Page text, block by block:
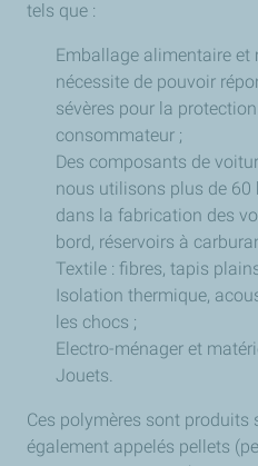
tels que :
Emballage alimentaire et
nécessite de pouvoir
sévères pour la
consommateur ;
Des composants de
nous utilisons plus de 60
dans la fabrication des
bord, réservoirs à
Textile : fibres, tapis
Isolation thermique,
les chocs ;
Electro-ménager et
Jouets.
Ces polymères sont produits
également appelés pellets